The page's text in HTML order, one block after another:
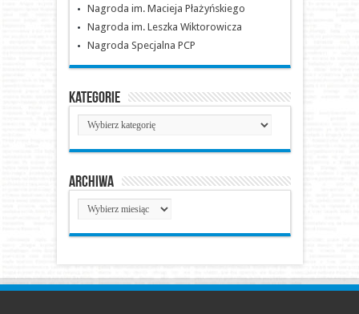
Nagroda im. Macieja Płażyńskiego
Nagroda im. Leszka Wiktorowicza
Nagroda Specjalna PCP
Kategorie
Kategorie
Archiwa
Archiwa